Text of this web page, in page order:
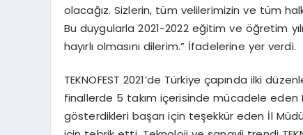
olacağız. Sizlerin, tüm velilerimizin ve tüm
Bu duygularla 2021-2022 eğitim ve öğretim
hayırlı olmasını dilerim.” İfadelerine yer verdi.
TEKNOFEST 2021’de Türkiye çapında ilki
finallerde 5 takım içerisinde mücadele eden
gösterdikleri başarı için teşekkür eden İl